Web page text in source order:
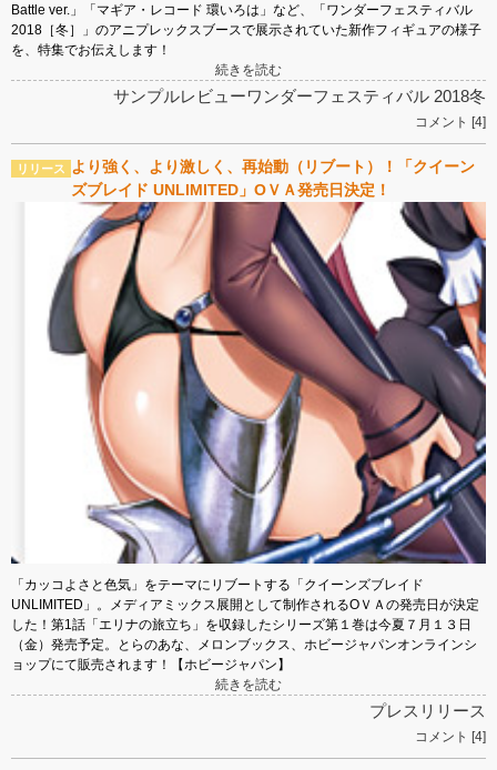
Battle ver.」「マギア・レコード 環いろは」など、「ワンダーフェスティバル
2018［冬］」のアニプレックスブースで展示されていた新作フィギュアの様子
を、特集でお伝えします！
続きを読む
サンプルレビューワンダーフェスティバル 2018冬
コメント [4]
より強く、より激しく、再始動（リブート）！「クイーン
ズブレイド UNLIMITED」ОＶＡ発売日決定！
「カッコよさと色気」をテーマにリブートする「クイーンズブレイド
UNLIMITED」。メディアミックス展開として制作されるОＶＡの発売日が決定
した！第1話「エリナの旅立ち」を収録したシリーズ第１巻は今夏７月１３日
（金）発売予定。とらのあな、メロンブックス、ホビージャパンオンラインシ
ョップにて販売されます！【ホビージャパン】
続きを読む
プレスリリース
コメント [4]